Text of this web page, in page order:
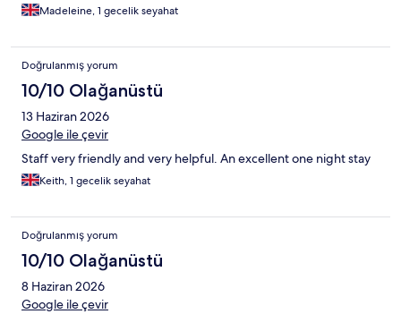
Madeleine, 1 gecelik seyahat
Doğrulanmış yorum
10/10 Olağanüstü
13 Haziran 2026
Google ile çevir
Staff very friendly and very helpful. An excellent one night stay
Keith, 1 gecelik seyahat
Doğrulanmış yorum
10/10 Olağanüstü
8 Haziran 2026
Google ile çevir